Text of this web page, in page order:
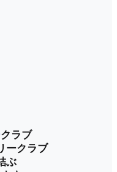
クラブ
ークラブ
ぶ